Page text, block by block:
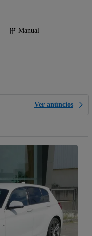
Manual
Ver anúncios